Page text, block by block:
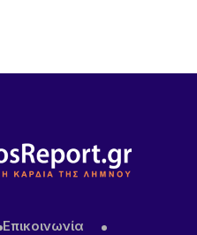
Επικοινωνία